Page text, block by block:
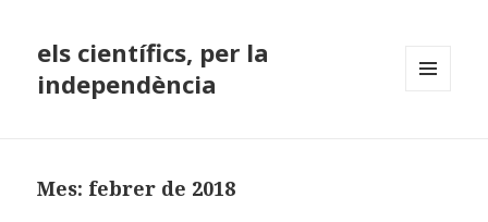
els científics, per la
independència
Mes: febrer de 2018